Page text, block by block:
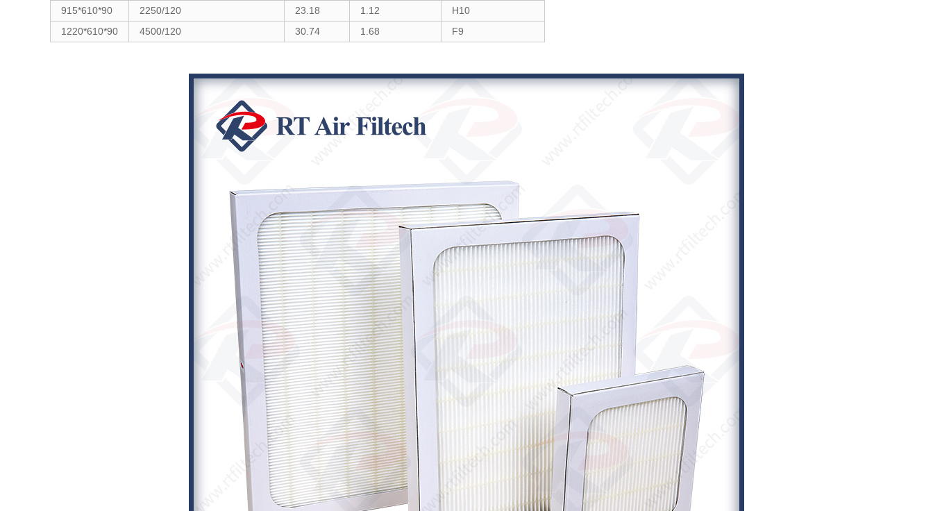
915*610*90
2250/120 23.18 1.12
H10
1220*610*90
4500/120 30.74 1.68 F9